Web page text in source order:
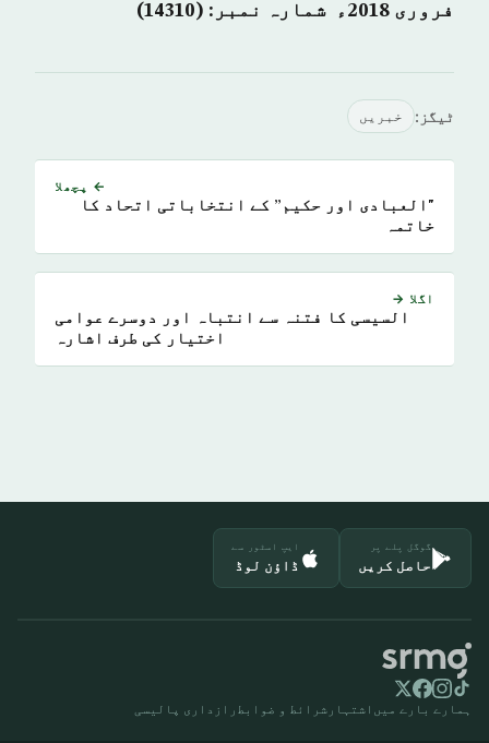
فروری 2018ء شمارہ نمبر: (14310)
ٹیگز: خبريں
← پچھلا
"العبادی اور حکیم” کے انتخاباتی اتحاد کا
خاتمہ
اگلا →
السیسی کا فتنہ سے انتباہ اور دوسرے عوامی
اختیار کی طرف اشارہ
گوگل پلے پر
حاصل کریں
ایپ اسٹور سے
ڈاؤن لوڈ
ہمارے بارے میں اشتہار شرائط و ضوابط رازداری پالیسی